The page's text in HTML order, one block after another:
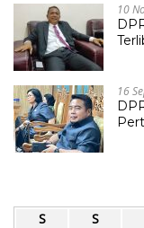
10
16
S
S